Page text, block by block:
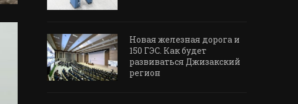
Новая железная дорога и
150 ГЭС. Как будет
развиваться Джизакский
регион